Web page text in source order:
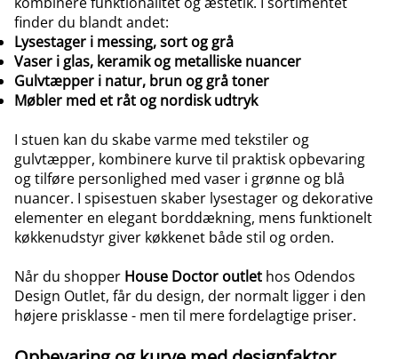
finder du blandt andet:
Lysestager i messing,sort og grå
Vaser i glas, keramik og metalliske nuancer
Gulvtæpper i natur, brun og grå toner
Møbler med et råt og nordisk udtryk
I stuen kan du skabe varme med tekstiler og
gulvtæpper, kombinere kurve til praktisk opbevaring
og tilføre personlighed med vaser i grønne og blå
nuancer. I spisestuen skaber lysestager og dekorative
elementer en elegant borddækning, mens funktionelt
køkkenudstyr giver køkkenet både stil og orden.
Når du shopper House Doctor outlet hos Odendos
Design Outlet, får du design, der normalt ligger i den
højere prisklasse - men til mere fordelagtige priser.